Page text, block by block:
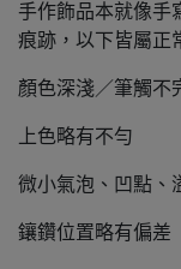
手作飾品本就像手
痕跡，以下皆屬正
顏色深淺／筆觸不
上色略有不勻
微小氣泡、凹點、
鑲鑽位置略有偏差